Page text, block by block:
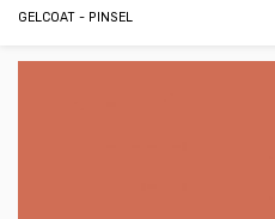
GELCOAT - PINSEL